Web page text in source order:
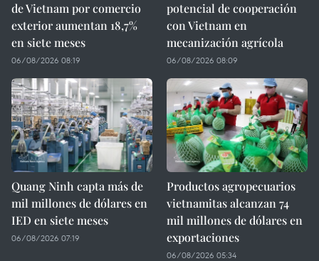
de Vietnam por comercio
exterior aumentan 18,7%
en siete meses
06/08/2026 08:19
potencial de cooperación
con Vietnam en
mecanización agrícola
06/08/2026 08:09
Quang Ninh capta más de
mil millones de dólares en
IED en siete meses
06/08/2026 07:19
Productos agropecuarios
vietnamitas alcanzan 74
mil millones de dólares en
exportaciones
06/08/2026 05:34